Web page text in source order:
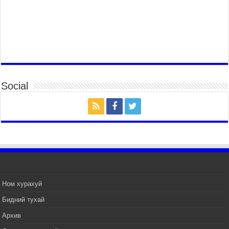
Үндэсний их баяр наадмын сур харвааны
Улаанбаатар хотын Захирагч Б.Пүрэвдагва
2026 оны 7 сар 15 / 11 цаг 41 минут
Нийслэлийн Эрүүл мэндийн газраас 45 баг
161 ажилтан, 27 техниктэй ажиллаж байна
2026 оны 7 сар 15 / 11 цаг 22 минут
Social
Ном хурахуй
Бидний тухай
Архив